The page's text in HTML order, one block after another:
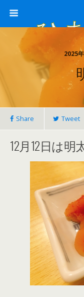
2025
Share Tweet
12月12日は